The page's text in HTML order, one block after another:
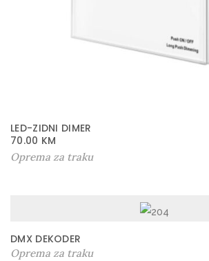
LED-ZIDNI DIMER
70.00 KM
Oprema za traku
DMX DEKODER
Oprema za traku